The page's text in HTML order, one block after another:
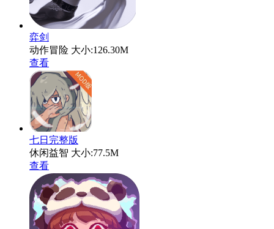
弈剑
动作冒险 大小:126.30M
查看
七日完整版
休闲益智 大小:77.5M
查看